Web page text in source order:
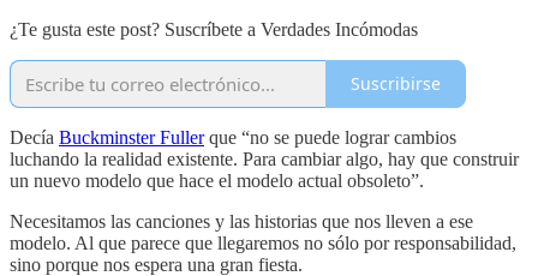
¿Te gusta este post? Suscríbete a Verdades Incómodas
Suscribirse
Decía Buckminster Fullerque “no se puede lograr cambios
luchando la realidad existente. Para cambiar algo, hay que construir
un nuevo modelo que hace el modelo actual obsoleto”.
Necesitamos las canciones y las historias que nos lleven a ese
modelo. Al que parece que llegaremos no sólo por responsabilidad,
sino porque nos espera una gran fiesta.